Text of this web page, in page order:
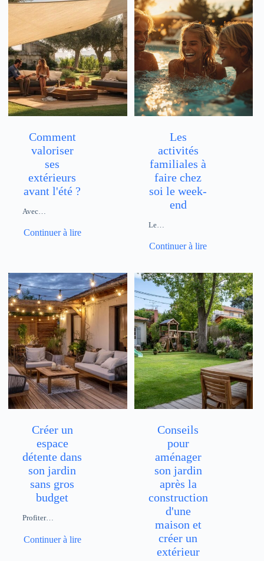
Comment
valoriser
ses
extérieurs
avant l'été ?
Avec…
Continuer à lire
Les
activités
familiales à
faire chez
soi le week-
end
Le…
Continuer à lire
Créer un
espace
détente dans
son jardin
sans gros
budget
Profiter…
Continuer à lire
Conseils
pour
aménager
son jardin
après la
construction
d'une
maison et
créer un
extérieur